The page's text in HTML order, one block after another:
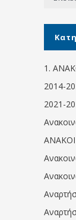
1.
2014-
2021-